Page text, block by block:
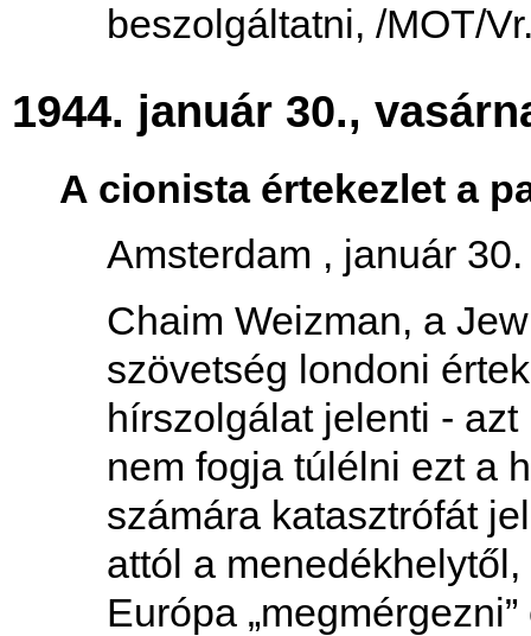
beszolgáltatni, /MOT/
1944. január 30.,
A cionista értekezlet a
Amsterdam , január
Chaim Weizman, a
szövetség londoni
hírszolgálat jelenti -
nem fogja túlélni ezt a
számára katasztrófát
attól a
Európa